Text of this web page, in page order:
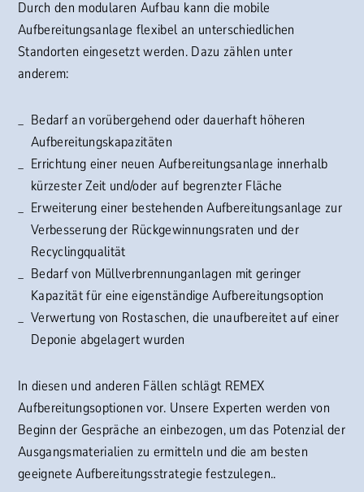
Durch den modularen Aufbau kann die mobile
Aufbereitungsanlage flexibel an unterschiedlichen
Standorten eingesetzt werden. Dazu zählen unter
anderem:
Bedarf an vorübergehend oder dauerhaft höheren
Aufbereitungskapazitäten
Errichtung einer neuen Aufbereitungsanlage innerhalb
kürzester Zeit und/oder auf begrenzter Fläche
Erweiterung einer bestehenden Aufbereitungsanlage zur
Verbesserung der Rückgewinnungsraten und der
Recyclingqualität
Bedarf von Müllverbrennunganlagen mit geringer
Kapazität für eine eigenständige Aufbereitungsoption
Verwertung von Rostaschen, die unaufbereitet auf einer
Deponie abgelagert wurden
In diesen und anderen Fällen schlägt REMEX
Aufbereitungsoptionen vor. Unsere Experten werden von
Beginn der Gespräche an einbezogen, um das Potenzial der
Ausgangsmaterialien zu ermitteln und die am besten
geeignete Aufbereitungsstrategie festzulegen..